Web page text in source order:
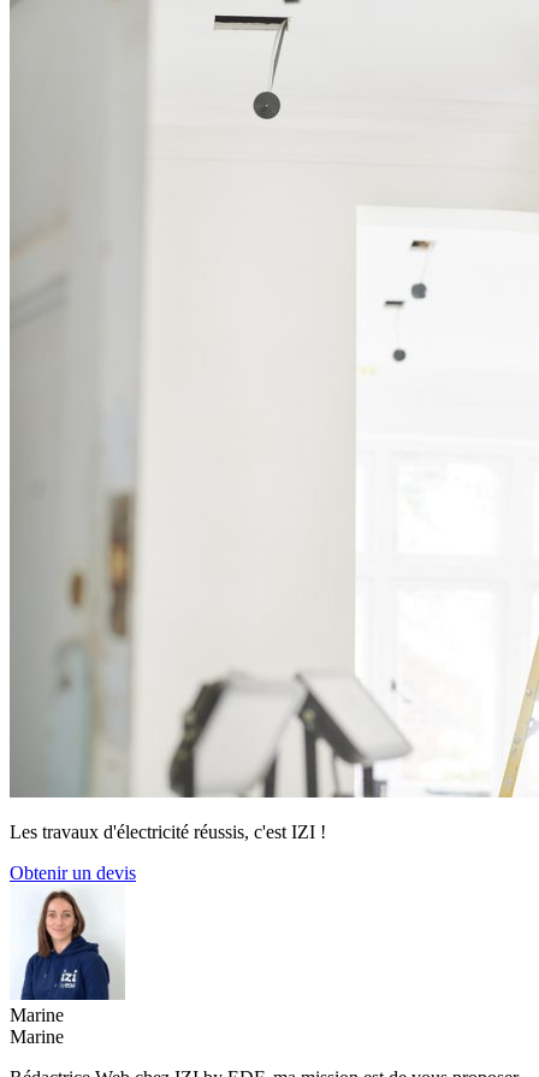
Les travaux d'électricité réussis, c'est IZI !
Obtenir un devis
Marine
Marine